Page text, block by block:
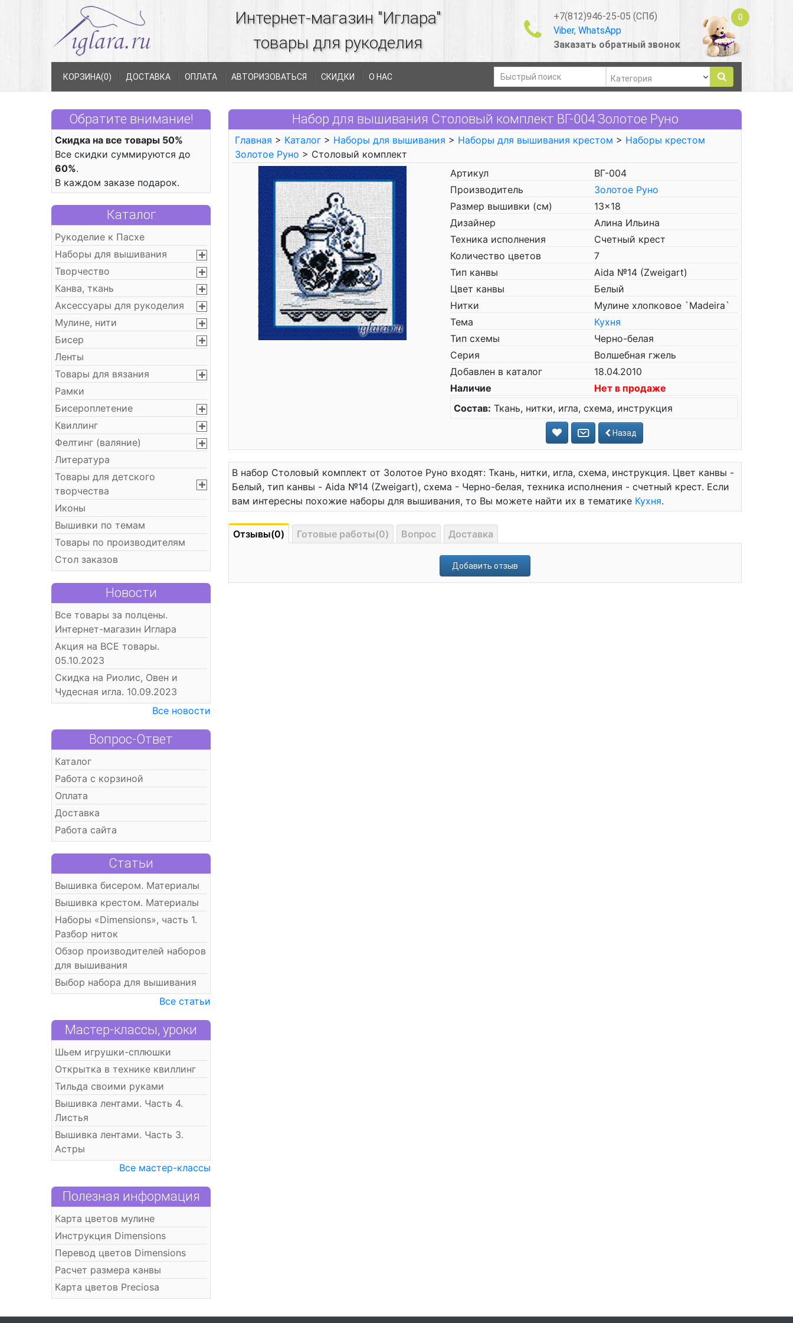
Интернет-магазин "Иглара"
товары для рукоделия
+7(812)946-25-05 (СПб)
Viber, WhatsApp
Заказать обратный звонок
0
КОРЗИНА(0) ДОСТАВКА ОПЛАТА АВТОРИЗОВАТЬСЯ СКИДКИ О НАС
Обратите внимание!
Скидка на все товары 50%
Все скидки суммируются до
60%.
В каждом заказе подарок.
Каталог
Рукоделие к Пасхе
Наборы для вышивания
Творчество
Канва, ткань
Аксессуары для рукоделия
Мулине, нити
Бисер
Ленты
Товары для вязания
Рамки
Бисероплетение
Квиллинг
Фелтинг (валяние)
Литература
Товары для детского
творчества
Иконы
Вышивки по темам
Товары по производителям
Стол заказов
Новости
Все товары за полцены.
Интернет-магазин Иглара
Акция на ВСЕ товары.
05.10.2023
Скидка на Риолис, Овен и
Чудесная игла. 10.09.2023
Все новости
Вопрос-Ответ
Каталог
Работа с корзиной
Оплата
Доставка
Работа сайта
Статьи
Вышивка бисером. Материалы
Вышивка крестом. Материалы
Наборы «Dimensions», часть 1.
Разбор ниток
Обзор производителей наборов
для вышивания
Выбор набора для вышивания
Все статьи
Мастер-классы, уроки
Шьем игрушки-сплюшки
Открытка в технике квиллинг
Тильда своими руками
Вышивка лентами. Часть 4.
Листья
Вышивка лентами. Часть 3.
Астры
Все мастер-классы
Полезная информация
Карта цветов мулине
Инструкция Dimensions
Перевод цветов Dimensions
Расчет размера канвы
Карта цветов Preciosa
Набор для вышивания Столовый комплект ВГ-004 Золотое Руно
Главная > Каталог > Наборы для вышивания > Наборы для вышивания крестом > Наборы крестом
Золотое Руно > Столовый комплект
Артикул
ВГ-004
Производитель
Золотое Руно
Размер вышивки (см)
13x18
Дизайнер
Алина Ильина
Техника исполнения
Счетный крест
Количество цветов
7
Тип канвы
Aida №14 (Zweigart)
Цвет канвы
Белый
Нитки
Мулине хлопковое `Madeira`
Тема
Кухня
Тип схемы
Черно-белая
Серия
Волшебная гжель
Добавлен в каталог
18.04.2010
Наличие
Нет в продаже
Состав: Ткань, нитки, игла, схема, инструкция
Назад
В набор Столовый комплект от Золотое Руно входят: Ткань, нитки, игла, схема, инструкция. Цвет канвы -
Белый, тип канвы - Aida №14 (Zweigart), схема - Черно-белая, техника исполнения - счетный крест. Если
вам интересны похожие наборы для вышивания, то Вы можете найти их в тематике Кухня.
Отзывы(0) Готовые работы(0) Вопрос Доставка
Добавить отзыв